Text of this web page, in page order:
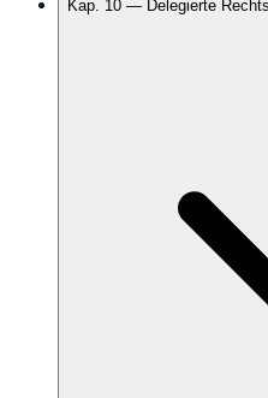
Kap. 10 — Delegierte